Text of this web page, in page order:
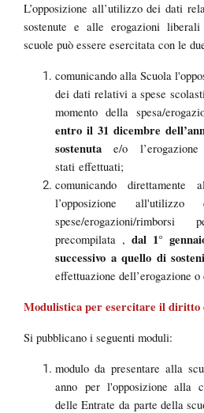
L’opposizione all’utilizzo dei dati
sostenute e alle erogazioni
scuole può essere esercitata con le
comunicando alla Scuola
dei dati relativi a spese
momento della spesa/
entro il 31 dicembre
sostenutae/o
stati effettuati;
comunicando direttamente
l’opposizione
spese/erogazioni/
precompilata , dal 1°
successivo a quello di
effettuazione dell’erogazione
Modulistica per esercitare il diritto
Si pubblicano i seguenti moduli:
modulo da presentare alla
anno per l'opposizione alla
delle Entrate da parte della